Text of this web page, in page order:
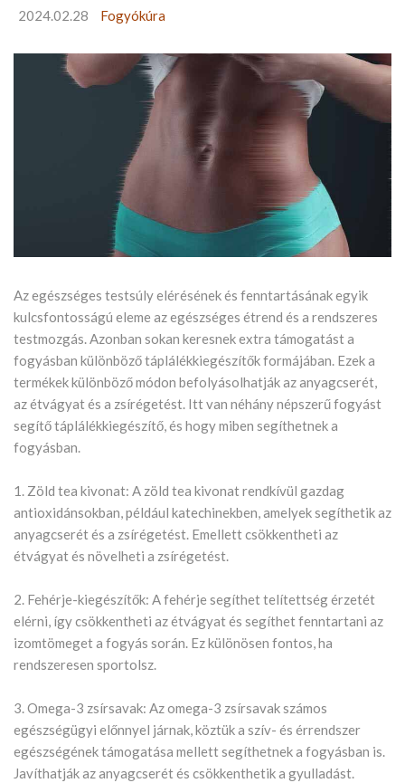
2024.02.28 Fogyókúra
Az egészséges testsúly elérésének és fenntartásának egyik
kulcsfontosságú eleme az egészséges étrend és a rendszeres
testmozgás. Azonban sokan keresnek extra támogatást a
fogyásban különböző táplálékkiegészítők formájában. Ezek a
termékek különböző módon befolyásolhatják az anyagcserét,
az étvágyat és a zsírégetést. Itt van néhány népszerű fogyást
segítő táplálékkiegészítő, és hogy miben segíthetnek a
fogyásban.
1. Zöld tea kivonat: A zöld tea kivonat rendkívül gazdag
antioxidánsokban, például katechinekben, amelyek segíthetik az
anyagcserét és a zsírégetést. Emellett csökkentheti az
étvágyat és növelheti a zsírégetést.
2. Fehérje-kiegészítők: A fehérje segíthet telítettség érzetét
elérni, így csökkentheti az étvágyat és segíthet fenntartani az
izomtömeget a fogyás során. Ez különösen fontos, ha
rendszeresen sportolsz.
3. Omega-3 zsírsavak: Az omega-3 zsírsavak számos
egészségügyi előnnyel járnak, köztük a szív- és érrendszer
egészségének támogatása mellett segíthetnek a fogyásban is.
Javíthatják az anyagcserét és csökkenthetik a gyulladást.